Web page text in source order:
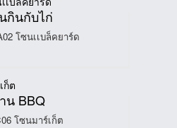
กินกับไก่
โซนเเบล็คยาร์ด
น BBQ
โซนมาร์เก็ต